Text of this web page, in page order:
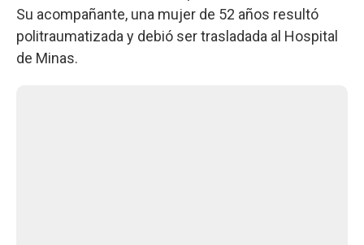
Su acompañante, una mujer de 52 años resultó
politraumatizada y debió ser trasladada al Hospital
de Minas.